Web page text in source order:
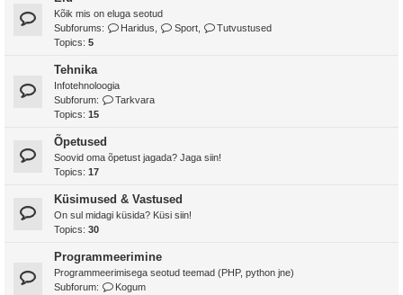
Kõik mis on eluga seotud
Subforums:
Haridus Sport,
Tutvustused
Topics: 5
Tehnika
Infotehnoloogia
Subforum:
Tarkvara
Topics: 15
Õpetused
Soovid oma õpetust jagada? Jaga siin!
Topics: 17
Küsimused & Vastused
On sul midagi küsida? Küsi siin!
Topics: 30
Programmeerimine
Programmeerimisega seotud teemad (PHP, python jne)
Subforum:
Kogum